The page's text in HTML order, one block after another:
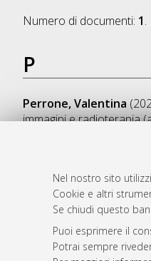
Nel nostro sito
Cookie e altri
Se chiudi questo
Puoi esprimere il
Potrai sempre
Numero di documenti: 1.
P
Perrone, Valentina
immagini e radioterapia
Atom
Rss 2.0